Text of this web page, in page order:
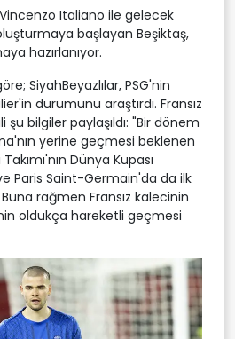
Italiano ile gelecek
başlayan Beşiktaş,
hazırlanıyor.
SiyahBeyazlılar, PSG'nin
durumunu araştırdı. Fransız
şu bilgiler paylaşıldı: "Bir dönem
yerine geçmesi beklenen
Dünya Kupası
Paris Saint-Germain'da da ilk
rağmen Fransız kalecinin
oldukça hareketli geçmesi